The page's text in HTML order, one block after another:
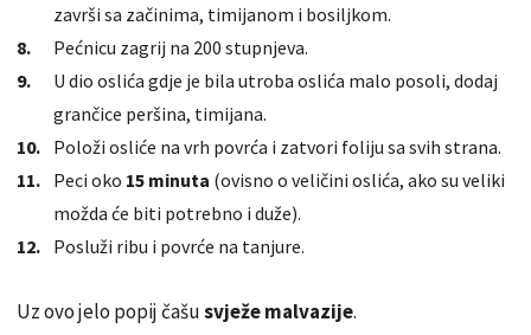
završi sa začinima, timijanom i bosiljkom.
Pećnicu zagrij na 200 stupnjeva.
U dio oslića gdje je bila utroba oslića malo posoli, dodaj
grančice peršina, timijana.
Položi osliće na vrh povrća i zatvori foliju sa svih strana.
Peci oko 15 minuta (ovisno o veličini oslića, ako su veliki
možda će biti potrebno i duže).
Posluži ribu i povrće na tanjure.
Uz ovo jelo popij čašusvježe malvazije.